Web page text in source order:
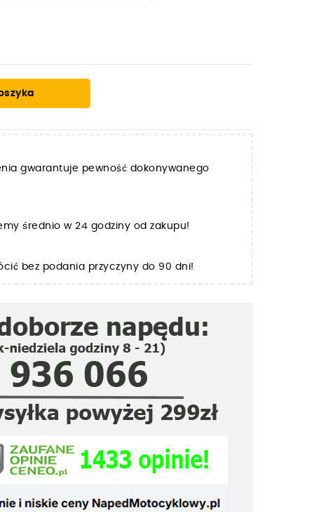
gwarantuje pewność dokonywanego
średnio w 24 godziny od zakupu!
bez podania przyczyny do 90 dni!